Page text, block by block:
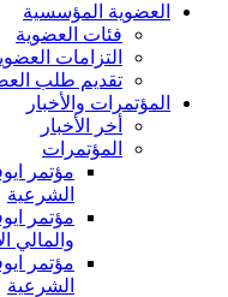
العضوية المؤسسية
فئات العضوية
التزامات
تقديم طلب
المؤتمرات والأخبار
أخر الأخبار
المؤتمرات
مؤتمر
الشرعية
مؤتمر
والمالي
مؤتمر
الشرعية